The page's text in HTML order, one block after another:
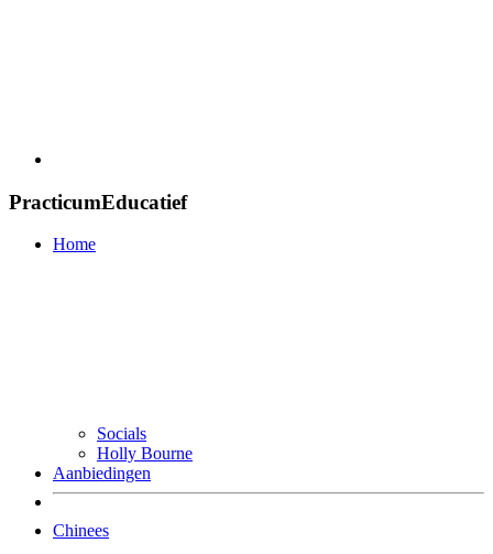
PracticumEducatief
Home
Socials
Holly Bourne
Aanbiedingen
Chinees